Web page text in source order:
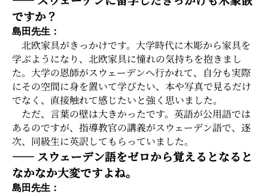
ですか？
島田先生：
北欧家具がきっかけです。大学時代に木彫から家具を
学ぶようになり、北欧家具に憧れの気持ちを抱きまし
た。大学の恩師がスウェーデンへ行かれて、自分も実際
にその空間に身を置いて学びたい、本や写真で見るだけ
でなく、直接触れて感じたいと強く思いました。
ただ、言葉の壁は大きかったです。英語が公用語では
あるのですが、指導教官の講義がスウェーデン語で、逐
次、同級生に英訳してもらっていました。
―― スウェーデン語をゼロから覚えるとなると
なかなか大変ですよね。
島田先生：